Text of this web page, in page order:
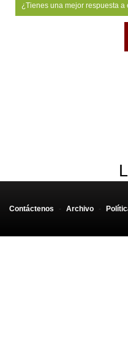
¿Tienes una mejor respuesta
Contáctenos - Archivo -